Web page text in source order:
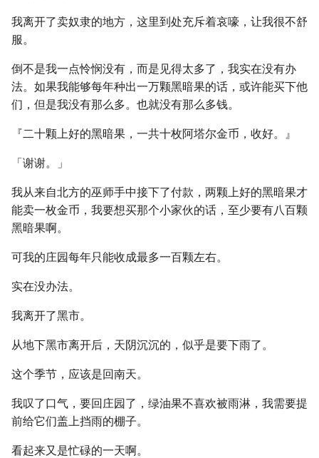
我离开了卖奴隶的地方，这里到处充斥着哀嚎，让我很不舒
服。
倒不是我一点怜悯没有，而是见得太多了，我实在没有办
法。如果我能够每年种出一万颗黑暗果的话，或许能买下他
们，但是我没有那么多。也就没有那么多钱。
『二十颗上好的黑暗果，一共十枚阿塔尔金币，收好。』
「谢谢。」
我从来自北方的巫师手中接下了付款，两颗上好的黑暗果才
能卖一枚金币，我要想买那个小家伙的话，至少要有八百颗
黑暗果啊。
可我的庄园每年只能收成最多一百颗左右。
实在没办法。
我离开了黑市。
从地下黑市离开后，天阴沉沉的，似乎是要下雨了。
这个季节，应该是回南天。
我叹了口气，要回庄园了，绿油果不喜欢被雨淋，我需要提
前给它们盖上挡雨的棚子。
看起来又是忙碌的一天啊。